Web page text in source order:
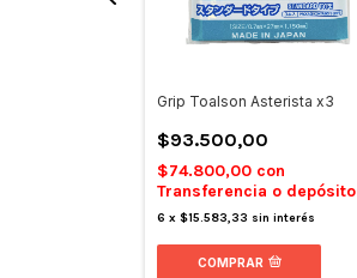
Grip Toalson Asterista x3
$93.500,00
$74.800,00 con
Transferencia o depósito
6 x $15.583,33 sin interés
COMPRAR